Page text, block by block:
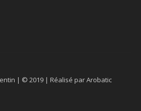
| © 2019 | Réalisé par Arobatic